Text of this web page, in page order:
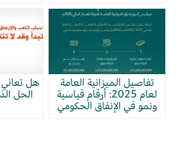
تفاصيل الميزانية العامة
لعام 2025: أرقام قياسية
ونمو في الإنفاق الحكومي
هل تعاني
الحل